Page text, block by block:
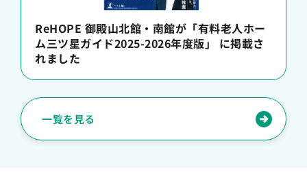
ReHOPE 御殿山北館・南館が「有料老人ホー
ム三ツ星ガイド2025-2026年度版」 に掲載さ
れました
一覧を見る